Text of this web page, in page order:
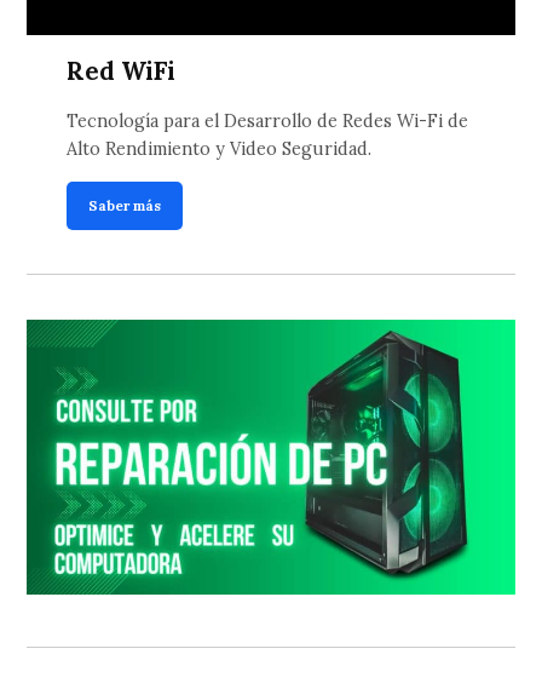
Red WiFi
Tecnología para el Desarrollo de Redes Wi-Fi de
Alto Rendimiento y Video Seguridad.
Saber más